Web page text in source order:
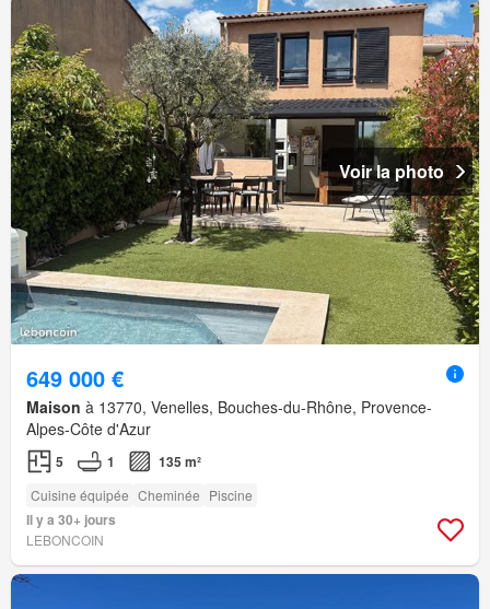
Voir la photo
649 000 €
Maison à 13770, Venelles, Bouches-du-Rhône, Provence-
Alpes-Côte d'Azur
5 1 135 m²
Cuisine équipée Cheminée Piscine
Il y a 30+ jours
LEBONCOIN